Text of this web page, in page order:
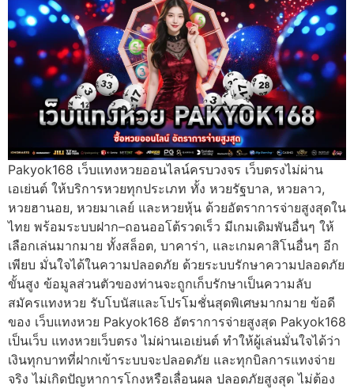
Pakyok168 เว็บแทงหวยออนไลน์ครบวงจร เว็บตรงไม่ผ่าน
เอเย่นต์ ให้บริการหวยทุกประเภท ทั้ง หวยรัฐบาล, หวยลาว,
หวยฮานอย, หวยมาเลย์ และหวยหุ้น ด้วยอัตราการจ่ายสูงสุดใน
ไทย พร้อมระบบฝาก–ถอนออโต้รวดเร็ว มีเกมเดิมพันอื่นๆ ให้
เลือกเล่นมากมาย ทั้งสล็อต, บาคาร่า, และเกมคาสิโนอื่นๆ อีก
เพียบ มั่นใจได้ในความปลอดภัย ด้วยระบบรักษาความปลอดภัย
ขั้นสูง ข้อมูลส่วนตัวของท่านจะถูกเก็บรักษาเป็นความลับ
สมัครแทงหวย รับโบนัสและโปรโมชั่นสุดพิเศษมากมาย ข้อดี
ของ เว็บแทงหวย Pakyok168 อัตราการจ่ายสูงสุด Pakyok168
เป็นเว็บ แทงหวยเว็บตรง ไม่ผ่านเอเย่นต์ ทำให้ผู้เล่นมั่นใจได้ว่า
เงินทุกบาทที่ฝากเข้าระบบจะปลอดภัย และทุกบิลการแทงจ่าย
จริง ไม่เกิดปัญหาการโกงหรือเลื่อนผล ปลอดภัยสูงสุด ไม่ต้อง